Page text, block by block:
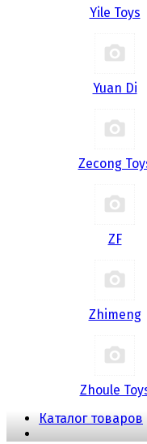
Yile Toys
Yuan Di
Zecong
ZF
Zhimeng
Zhoule
Каталог товаров